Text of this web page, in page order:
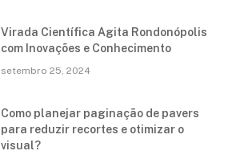
Virada Científica Agita Rondonópolis
com Inovações e Conhecimento
setembro 25, 2024
Como planejar paginação de pavers
para reduzir recortes e otimizar o
visual?